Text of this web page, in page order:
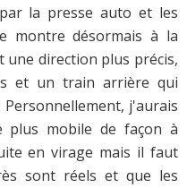
la presse auto et les
montre désormais à la
une direction plus précis,
et un train arrière qui
j'aurais
plus mobile de façon à
en virage mais il faut
sont réels et que les